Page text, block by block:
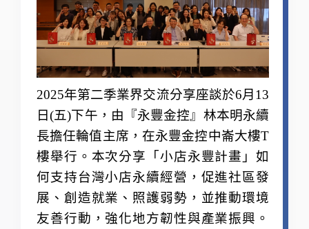
2025年第二季業界交流分享座談於6月13
日(五)下午 ， 由 『永豐金控 』林本明永續
長擔任輪值主席 ，在永豐金控中崙大樓T
樓舉行 。 本次分享「小店永豐計畫」如
何支持台灣小店永續經營，促進社區發
展、創造就業、照護弱勢，並推動環境
友善行動，強化地方韌性與產業振興。